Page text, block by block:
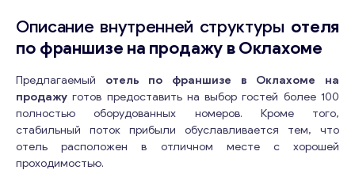
Описание внутренней структуры отеля
по франшизе на продажу в Оклахоме
Предлагаемый отель по франшизе в Оклахоме на
продажу готов предоставить на выбор гостей более 100
полностью оборудованных номеров. Кроме того,
стабильный поток прибыли обуславливается тем, что
отель расположен в отличном месте с хорошей
проходимостью.